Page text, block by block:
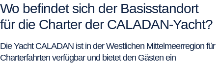
Wo befindet sich der Basisstandort
für die Charter der CALADAN-Yacht?
Die Yacht CALADAN ist in der Westlichen Mittelmeerregion für
Charterfahrten verfügbar und bietet den Gästen ein